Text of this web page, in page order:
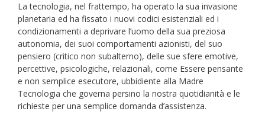
La tecnologia, nel frattempo, ha operato la sua invasione
planetaria ed ha fissato i nuovi codici esistenziali ed i
condizionamenti a deprivare l’uomo della sua preziosa
autonomia, dei suoi comportamenti azionisti, del suo
pensiero (critico non subalterno), delle sue sfere emotive,
percettive, psicologiche, relazionali, come Essere pensante
e non semplice esecutore, ubbidiente alla Madre
Tecnologia che governa persino la nostra quotidianità e le
richieste per una semplice domanda d’assistenza.